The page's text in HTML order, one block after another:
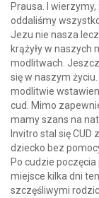
Prausa. I
oddaliśmy
Jezu nie nasza
krążyły w naszych
modlitwach.
się w naszym
modlitwie
cud. Mimo
mamy szans na
Invitro stal się CUD
dziecko bez
Po cudzie
miejsce kilka dni
szczęśliwymi